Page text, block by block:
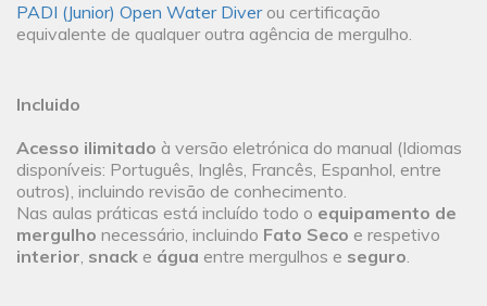
PADI (Junior) Open Water Diverou certificação
equivalente de qualquer outra agência de mergulho.
Incluido
Acesso ilimitado à versão eletrónica do manual (Idiomas
disponíveis: Português, Inglês, Francês, Espanhol, entre
outros), incluindo revisão de conhecimento.
Nas aulas práticas está incluído todo o equipamento de
mergulho necessário, incluindo Fato Seco e respetivo
interior, snack e água entre mergulhos e seguro.